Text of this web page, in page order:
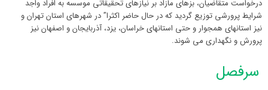
درخواست متقاضیان، بزهای مازاد بر نیازهای تحقیقاتی موسسه به افراد واجد
شرایط پرورشی توزیع گردید که در حال حاضر اکثرا” در شهرهای استان تهران و
نیز استانهای همجوار و حتی استانهای خراسان، یزد، آذربایجان و اصفهان نیز
پرورش و نگهداری می شوند.
سرفصل